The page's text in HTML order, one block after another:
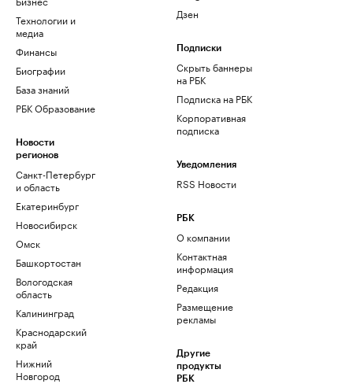
Технологии и
медиа
Финансы
Биографии
База знаний
РБК Образование
Новости
регионов
Санкт-Петербург
и область
Екатеринбург
Новосибирск
Омск
Башкортостан
Вологодская
область
Калининград
Краснодарский
край
Нижний
Новгород
Дзен
Подписки
Скрыть баннеры
на РБК
Подписка на РБК
Корпоративная
подписка
Уведомления
RSS Новости
РБК
О компании
Контактная
информация
Редакция
Размещение
рекламы
Другие
продукты
РБК